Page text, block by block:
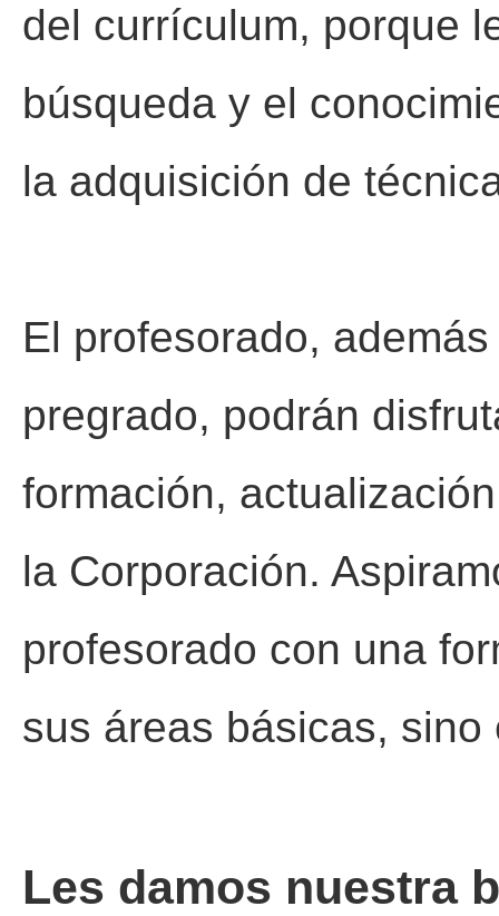
del currículum, porque
búsqueda y el
la adquisición de
El profesorado,
pregrado, podrán
formación,
la Corporación.
profesorado con una
sus áreas básicas,
Les damos nuestra